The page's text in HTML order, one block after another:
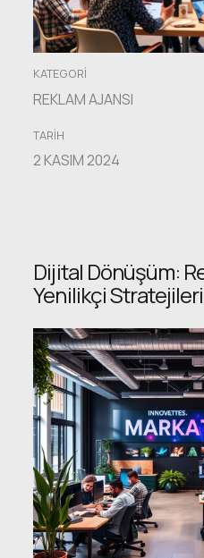
KATEGORI
REKLAM AJANSI
TARIH
2 KASIM 2024
Dijital Dönüşüm:
Yenilikçi Stratejileri